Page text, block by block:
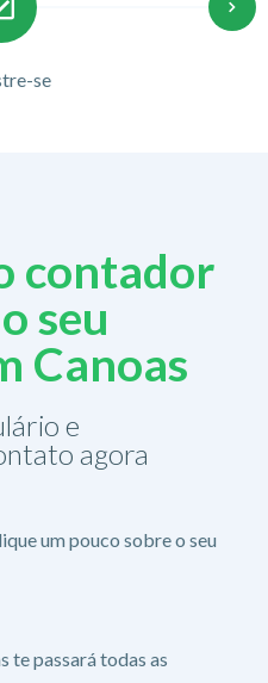
se
contador
seu
Canoas
e
agora
um pouco sobre o seu
te passará todas as